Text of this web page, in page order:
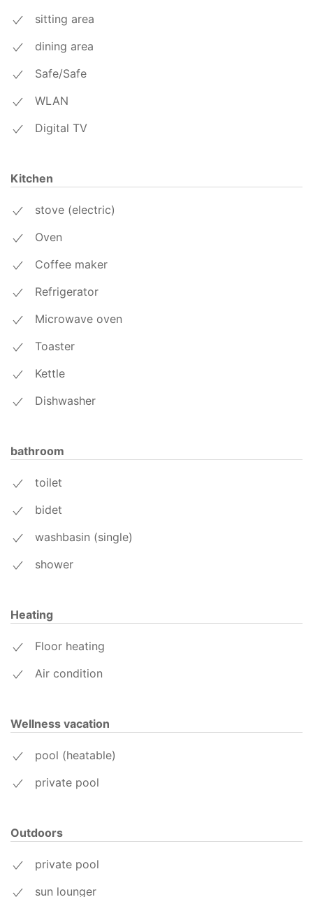
sitting area
dining area
Safe/Safe
WLAN
Digital TV
Kitchen
stove (electric)
Oven
Coffee maker
Refrigerator
Microwave oven
Toaster
Kettle
Dishwasher
bathroom
toilet
bidet
washbasin (single)
shower
Heating
Floor heating
Air condition
Wellness vacation
pool (heatable)
private pool
Outdoors
private pool
sun lounger